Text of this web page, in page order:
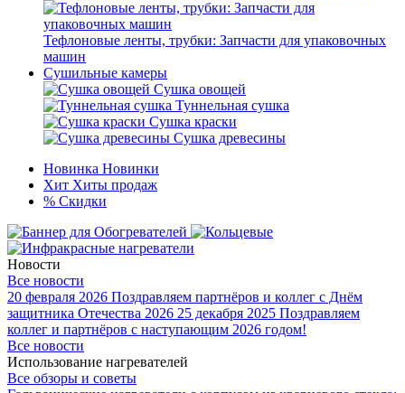
Тефлоновые ленты, трубки: Запчасти для упаковочных
машин
Сушильные камеры
Сушка овощей
Туннельная сушка
Сушка краски
Сушка древесины
Новинка Новинки
Хит Хиты продаж
% Скидки
Новости
Все новости
20 февраля 2026 Поздравляем партнёров и коллег с Днём
защитника Отечества 2026 25 декабря 2025 Поздравляем
коллег и партнёров с наступающим 2026 годом!
Все новости
Использование нагревателей
Все обзоры и советы